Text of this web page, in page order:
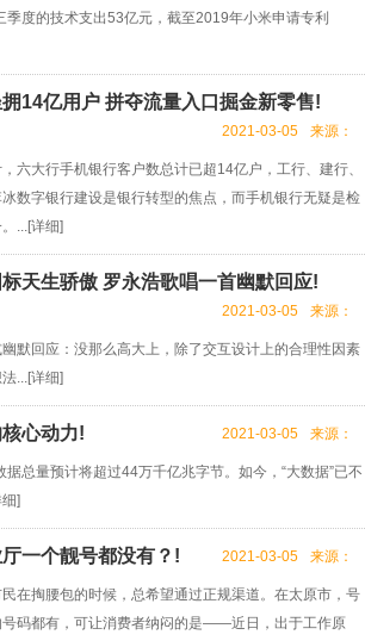
度的技术支出53亿元，截至2019年小米申请专利
14亿用户 拼夺流量入口掘金新零售!
来源：
2021-03-05
六大行手机银行客户数总计已超14亿户，工行、建行、
数字银行建设是银行转型的焦点，而手机银行无疑是检
...[详细]
天生骄傲 罗永浩歌唱一首幽默回应!
来源：
2021-03-05
默回应：没那么高大上，除了交互设计上的合理性因素
...[详细]
心动力! 来源：
2021-03-05
总量预计将超过44万千亿兆字节。如今，“大数据”已不
]
一个靓号都没有？! 来源：
2021-03-05
在掏腰包的时候，总希望通过正规渠道。在太原市，号
号码都有，可让消费者纳闷的是——近日，出于工作原